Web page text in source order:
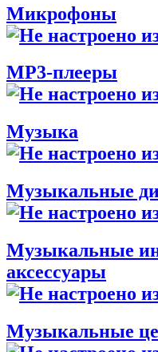
Микрофоны
МР3-плееры
Музыка
Музыкальные
Музыкальные
аксессуары
Музыкальные